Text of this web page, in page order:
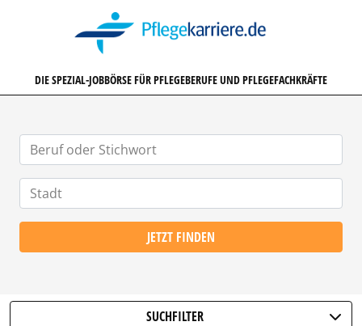
DIE SPEZIAL-JOBBÖRSE FÜR PFLEGEBERUFE UND PFLEGEFACHKRÄFTE
JETZT FINDEN
SUCHFILTER